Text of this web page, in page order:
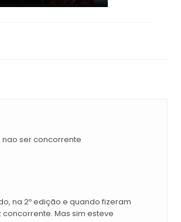
nao ser concorrente
na 2º edição e quando fizeram
Mas sim esteve